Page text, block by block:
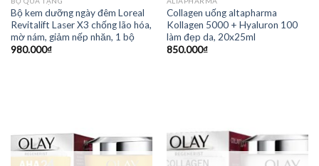
Bộ kem dưỡng ngày đêm Loreal
Revitalift Laser X3 chống lão hóa,
mờ nám, giảm nếp nhăn, 1 bộ
980.000₫
Collagen uống altapharma
Kollagen 5000 + Hyaluron 100
làm đẹp da, 20x25ml
850.000₫